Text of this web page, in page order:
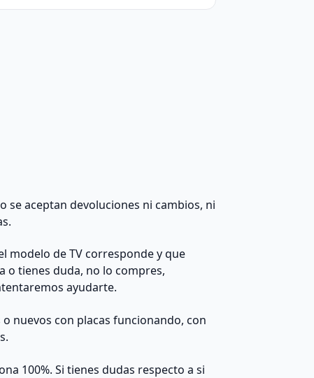
se aceptan devoluciones ni cambios, ni
modelo de TV corresponde y que
o tienes duda, no lo compres,
ayudarte.
nuevos con placas funcionando, con
100%. Si tienes dudas respecto a si